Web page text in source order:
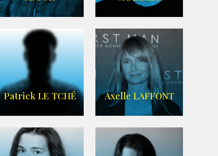
IMDB Imdb,Wikipedia
Patrick LE TCHÉ Axelle LAFFONT